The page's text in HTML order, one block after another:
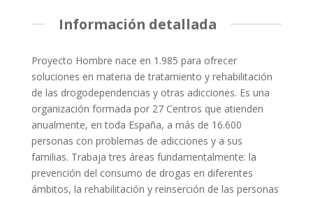
Información detallada
Proyecto Hombre nace en 1.985 para ofrecer
soluciones en materia de tratamiento y rehabilitación
de las drogodependencias y otras adicciones. Es una
organización formada por 27 Centros que atienden
anualmente, en toda España, a más de 16.600
personas con problemas de adicciones y a sus
familias. Trabaja tres áreas fundamentalmente: la
prevención del consumo de drogas en diferentes
ámbitos, la rehabilitación y reinserción de las personas